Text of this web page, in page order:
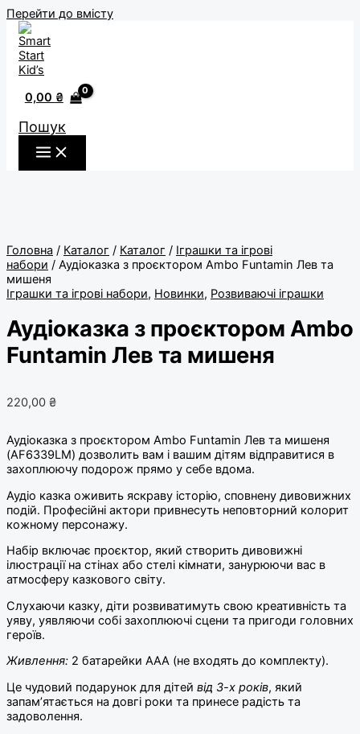
Перейти до вмісту
0,00 ₴
Пошук
Головна / Каталог / Каталог / Іграшки та ігрові
набори / Аудіоказка з проєктором Ambo Funtamin Лев та
мишеня
Іграшки та ігрові набори, Новинки, Розвиваючі іграшки
Аудіоказка з проєктором Ambo
Funtamin Лев та мишеня
220,00 ₴
Аудіоказка з проєктором Ambo Funtamin Лев та мишеня
(AF6339LM) дозволить вам і вашим дітям відправитися в
захоплюючу подорож прямо у себе вдома.
Аудіо казка оживить яскраву історію, сповнену дивовижних
подій. Професійні актори привнесуть неповторний колорит
кожному персонажу.
Набір включає проєктор, який створить дивовижні
ілюстрації на стінах або стелі кімнати, занурюючи вас в
атмосферу казкового світу.
Слухаючи казку, діти розвиватимуть свою креативність та
уяву, уявляючи собі захоплюючі сцени та пригоди головних
героїв.
Живлення: 2 батарейки ААА (не входять до комплекту).
Це чудовий подарунок для дітей від 3-х років, який
запам’ятається на довгі роки та принесе радість та
задоволення.